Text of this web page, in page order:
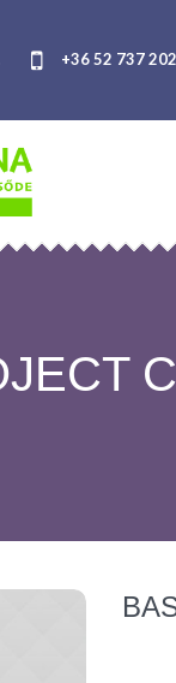
+36 52 737 202